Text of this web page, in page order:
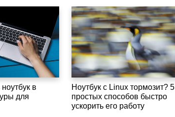
в
для
Ноутбук с Linux тормозит? 5
простых способов быстро
ускорить его работу